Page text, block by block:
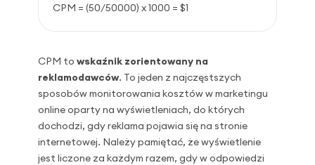
CPM = (50/50000) x 1000 = $1
CPM to wskaźnik zorientowany na
reklamodawców. To jeden z najczęstszych
sposobów monitorowania kosztów w marketingu
online oparty na wyświetleniach, do których
dochodzi, gdy reklama pojawia się na stronie
internetowej. Należy pamiętać, że wyświetlenie
jest liczone za każdym razem, gdy w odpowiedzi